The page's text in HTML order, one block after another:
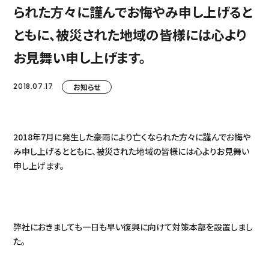
られた方々に謹んでお悔やみ申し上げると
ともに、被災された地域の皆様には心より
お見舞い申し上げます。
2018.07.17 お知らせ
2018年7月に発生した豪雨により亡くなられた方々に謹んでお悔や
み申し上げるとともに、被災された地域の皆様には心よりお見舞い
申し上げます。
弊社におきましても一日も早い復興に向けて対策本部を設置しまし
た。